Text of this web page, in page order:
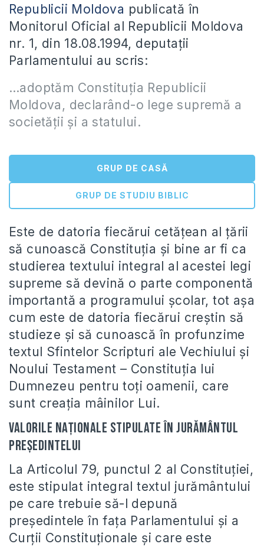
Republicii Moldova publicată în
Monitorul Oficial al Republicii Moldova
nr. 1, din 18.08.1994, deputaţii
Parlamentului au scris:
…adoptăm Constituţia Republicii
Moldova, declarând-o lege supremă a
societăţii şi a statului.
GRUP DE CASĂ
GRUP DE STUDIU BIBLIC
Este de datoria fiecărui cetăţean al ţării
să cunoască Constituţia şi bine ar fi ca
studierea textului integral al acestei legi
supreme să devină o parte componentă
importantă a programului şcolar, tot aşa
cum este de datoria fiecărui creştin să
studieze şi să cunoască în profunzime
textul Sfintelor Scripturi ale Vechiului şi
Noului Testament – Constituţia lui
Dumnezeu pentru toţi oamenii, care
sunt creaţia mâinilor Lui.
Valorile naţionale stipulate în jurământul
preşedintelui
La Articolul 79, punctul 2 al Constituţiei,
este stipulat integral textul jurământului
pe care trebuie să-l depună
preşedintele în faţa Parlamentului şi a
Curţii Constituţionale şi care este